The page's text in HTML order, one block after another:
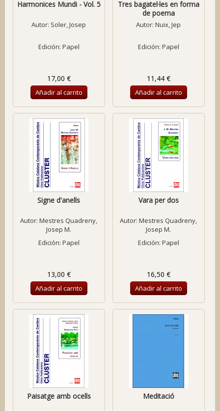
Harmonices Mundi - Vol. 5
Autor: Soler, Josep
Edición: Papel
17,00 €
Añadir al carrito
Tres bagatel·les en forma
de poema
Autor:Nuix, Jep
Edición: Papel
11,44 €
Añadir al carrito
Signe d'anells
Autor:Mestres Quadreny,
Josep M.
Edición: Papel
13,00 €
Añadir al carrito
Vara per dos
Autor:Mestres Quadreny,
Josep M.
Edición: Papel
16,50 €
Añadir al carrito
Paisatge amb ocells Meditació